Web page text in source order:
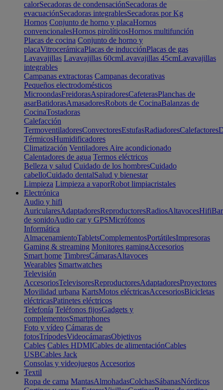
calorSecadoras de condensaciónSecadoras de
evacuaciónSecadoras integrablesSecadoras por Kg
Hornos Conjunto de horno y placaHornos
convencionalesHornos pirolíticosHornos multifunción
Placas de cocina Conjunto de horno y
placaVitrocerámicaPlacas de inducciónPlacas de gas
Lavavajillas Lavavajillas 60cmLavavajillas 45cmLavavajillas
integrables
Campanas extractoras Campanas decorativas
Pequeños electrodomésticos
MicroondasFreidorasAspiradoresCafeterasPlanchas de
asarBatidorasAmasadoresRobots de CocinaBalanzas de
CocinaTostadoras
Calefacción
TermoventiladoresConvectoresEstufasRadiadoresCalefactores
TérmicosHumidificadores
Climatización Ventiladores Aire acondicionado
Calentadores de agua Termos eléctricos
Belleza y salud Cuidado de los hombresCuidado
cabelloCuidado dentalSalud y bienestar
Limpieza Limpieza a vaporRobot limpiacristales
Electrónica
Audio y hifi
AuricularesAdaptadoresReproductoresRadiosAltavocesHifi
de sonidoAudio car y GPSMicrófonos
Informática
AlmacenamientoTabletsComplementosPortátilesImpresoras
Gaming & streaming Monitores gamingAccesorios
Smart home TimbresCámarasAltavoces
Wearables Smartwatches
Televisión
AccesoriosTelevisoresReproductoresAdaptadoresProyectores
Movilidad urbana KartsMotos eléctricasAccesoriosBicicletas
eléctricasPatinetes eléctricos
Telefonía Teléfonos fijosGadgets y
complementosSmartphones
Foto y vídeo Cámaras de
fotosTrípodesVideocámarasObjetivos
Cables Cables HDMICables de alimentaciónCables
USBCables Jack
Consolas y videojuegos Accesorios
Textil
Ropa de cama MantasAlmohadasColchasSábanasNórdicos